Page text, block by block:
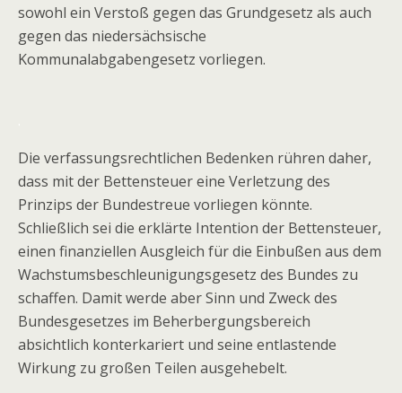
sowohl ein Verstoß gegen das Grundgesetz als auch
gegen das niedersächsische
Kommunalabgabengesetz vorliegen.
Die verfassungsrechtlichen Bedenken rühren daher,
dass mit der Bettensteuer eine Verletzung des
Prinzips der Bundestreue vorliegen könnte.
Schließlich sei die erklärte Intention der Bettensteuer,
einen finanziellen Ausgleich für die Einbußen aus dem
Wachstumsbeschleunigungsgesetz des Bundes zu
schaffen. Damit werde aber Sinn und Zweck des
Bundesgesetzes im Beherbergungsbereich
absichtlich konterkariert und seine entlastende
Wirkung zu großen Teilen ausgehebelt.